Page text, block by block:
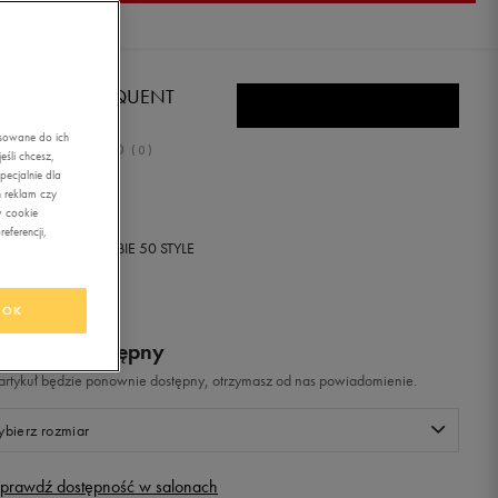
AIR MAX SEQUENT
0.0 ( 0 )
zł
KLUBIE 50 STYLE
niedostępny
będzie ponownie dostępny, otrzymasz od nas powiadomienie.
rozmiar
Rozmiary EU
dostępność w salonach
do ich
chcesz,
dla
reklam czy
cookie
OK